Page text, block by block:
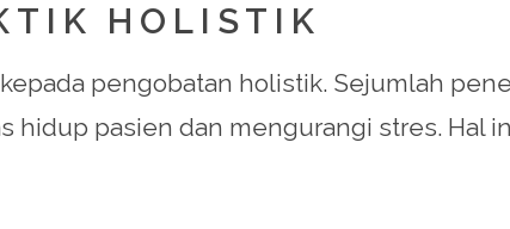
HOLISTIK
pengobatan holistik. Sejumlah
hidup pasien dan mengurangi stres. Hal